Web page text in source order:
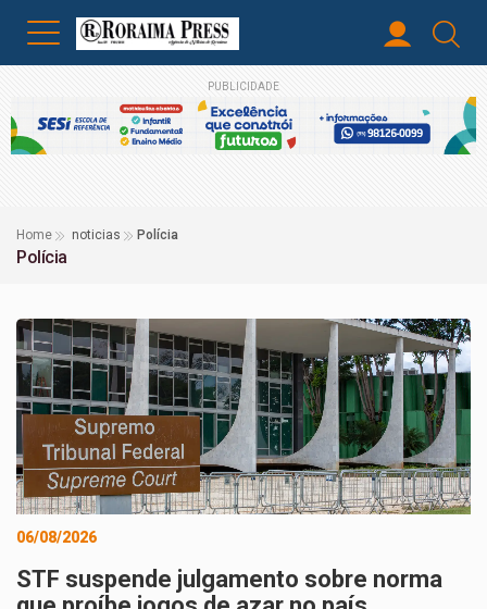
PUBLICIDADE
Home noticias Polícia
Polícia
06/08/2026
STF suspende julgamento sobre norma